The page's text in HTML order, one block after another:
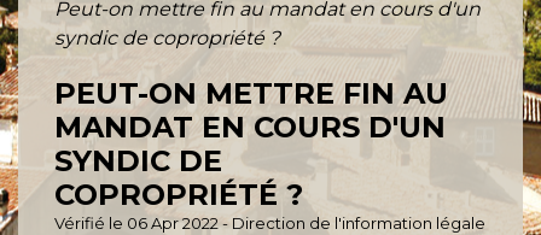
Peut-on mettre fin au mandat en cours d'un
syndic de copropriété ?
PEUT-ON METTRE FIN AU
MANDAT EN COURS D'UN
SYNDIC DE
COPROPRIÉTÉ ?
Vérifié le 06 Apr 2022 - Direction de l'information légale